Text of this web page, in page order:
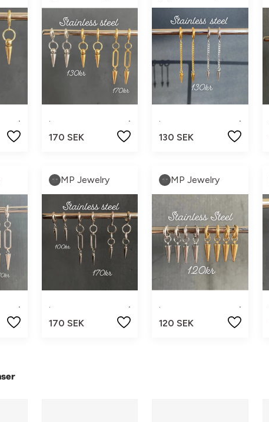
.
.
170 SEK
.
130 SEK
.
MP Jewelry
.
170 SEK
MP Jewelry
.
120 SEK